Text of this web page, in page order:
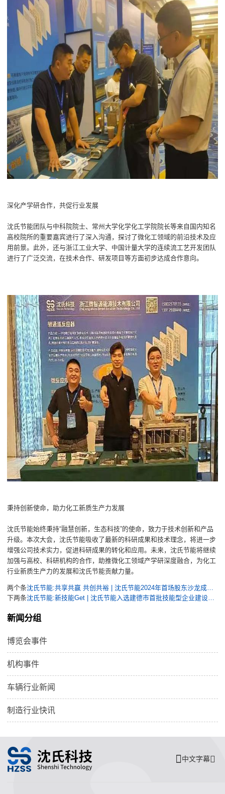
深化产学研合作，共促行业发展
沈氏节能团队与中科院院士、常州大学化学化工学院院长等来自国内知名
高校院所的重要嘉宾进行了深入沟通，探讨了微化工领域的前沿技术及应
用前景。此外，还与浙江工业大学、中国计量大学的连续流工艺开发团队
进行了广泛交流，在技术合作、研发项目等方面初步达成合作意向。
秉持创新使命，助力化工新质生产力发展
沈氏节能始终秉持“融慧创新，生态科技”的使命，致力于技术创新和产品
升级。本次大会，沈氏节能吸收了最新的科研成果和技术理念，将进一步
增强公司技术实力，促进科研成果的转化和应用。未来，沈氏节能将继续
加强与高校、科研机构的合作，助推微化工领域产学研深度融合，为化工
行业新质生产力的发展和沈氏节能贡献力量。
两个条
下两条
新闻分组
博览会事件
机构事件
车辆行业新闻
制造行业快讯
中文字幕